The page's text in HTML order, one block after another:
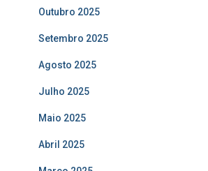
Outubro 2025
Setembro 2025
Agosto 2025
Julho 2025
Maio 2025
Abril 2025